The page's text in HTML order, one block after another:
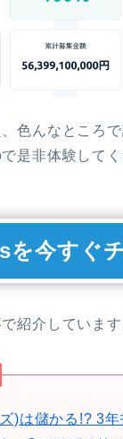
色んなところ
是非体験してく
を今すぐ
紹介しています
)は儲かる!? 3年